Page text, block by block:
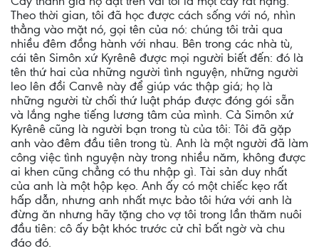
Theo thời gian, tôi đã học được cách sống với nó, nhìn
thẳng vào mặt nó, gọi tên của nó: chúng tôi trải qua
nhiều đêm đồng hành với nhau. Bên trong các nhà tù,
cái tên Simôn xứ Kyrênê được mọi người biết đến: đó là
tên thứ hai của những người tình nguyện, những người
leo lên đồi Canvê này để giúp vác thập giá; họ là
những người từ chối thứ luật pháp được đóng gói sẵn
và lắng nghe tiếng lương tâm của mình. Cả Simôn xứ
Kyrênê cũng là người bạn trong tù của tôi: Tôi đã gặp
anh vào đêm đầu tiên trong tù. Anh là một người đã làm
công việc tình nguyện này trong nhiều năm, không được
ai khen cũng chẳng có thu nhập gì. Tài sản duy nhất
của anh là một hộp kẹo. Anh ấy có một chiếc kẹo rất
hấp dẫn, nhưng anh nhất mực bảo tôi hứa với anh là
đừng ăn nhưng hãy tặng cho vợ tôi trong lần thăm nuôi
đầu tiên: cô ấy bật khóc trước cử chỉ bất ngờ và chu
đáo đó.